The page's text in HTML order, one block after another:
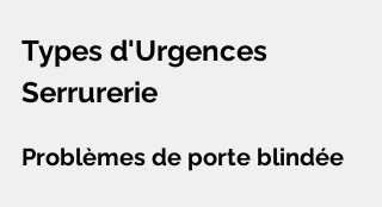
Types d'Urgences
Serrurerie
Problèmes de porte blindée